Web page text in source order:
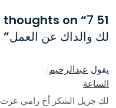
51 thoughts on “
لك والداك عن العمل”
يقول عبدالرحيم:
الساعة
لك جزيل الشكر أخ رامي عزت